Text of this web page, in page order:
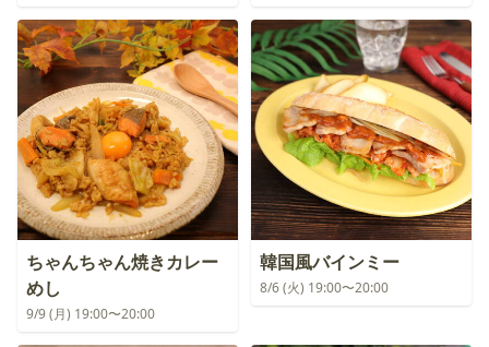
ちゃんちゃん焼きカレー
めし
9/9 (月) 19:00〜20:00
韓国風バインミー
8/6 (火) 19:00〜20:00